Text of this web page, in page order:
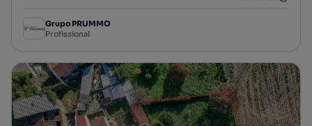
Grupo PRUMMO
Profissional